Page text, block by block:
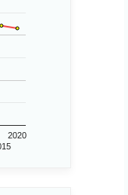
2020